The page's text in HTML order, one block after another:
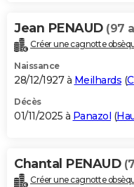
Jean PENAUD (97
Créer une cagnotte
Naissance
28/12/1927 à Meilhards (
Décès
01/11/2025 à Panazol (
Chantal PENAUD
Créer une cagnotte